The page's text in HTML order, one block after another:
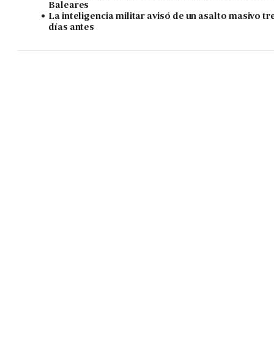
Baleares
La inteligencia militar avisó de un asalto masivo
días antes